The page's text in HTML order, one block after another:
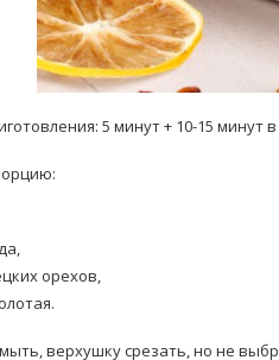
5 минут + 10-15 минут
орехов,
верхушку срезать, но не